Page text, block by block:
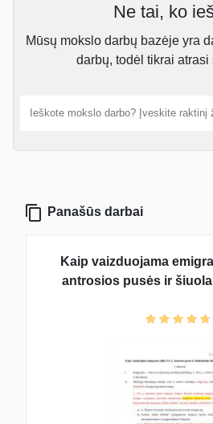
Ne tai, ko
Mūsų mokslo darbų bazėje yra
darbų, todėl tikrai atrasi
Panašūs darbai
Kaip vaizduojama
antrosios pusės ir